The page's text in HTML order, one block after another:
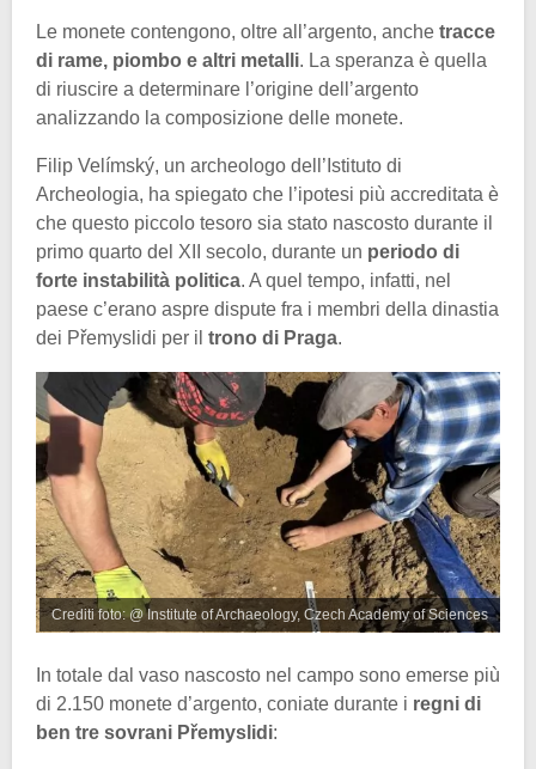
Le monete contengono, oltre all’argento, anche tracce
di rame, piombo e altri metalli. La speranza è quella
di riuscire a determinare l’origine dell’argento
analizzando la composizione delle monete.
Filip Velímský, un archeologo dell’Istituto di
Archeologia, ha spiegato che l’ipotesi più accreditata è
che questo piccolo tesoro sia stato nascosto durante il
primo quarto del XII secolo, durante un periodo di
forte instabilità politica. A quel tempo, infatti, nel
paese c’erano aspre dispute fra i membri della dinastia
dei Přemyslidi per il trono di Praga.
Crediti foto: @ Institute of Archaeology, Czech Academy of Sciences
In totale dal vaso nascosto nel campo sono emerse più
di 2.150 monete d’argento, coniate durante i regni di
ben tre sovrani Přemyslidi: